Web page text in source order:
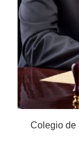
Colegio de